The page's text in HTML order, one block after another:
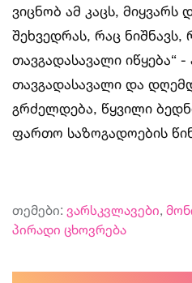
ვიცნობ ამ კაცს, მიყვარს
შეხვედრას, რაც
თავგადასავალი იწყება“
თავგადასავალი და
გრძელდება, წყვილი
ფართო საზოგადოების
თემები: ვარსკვლავები,
პირადი ცხოვრება